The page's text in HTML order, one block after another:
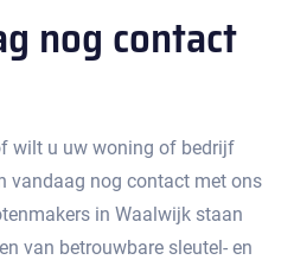
nog contact
wilt u uw woning of bedrijf
vandaag nog contact met ons
in Waalwijk staan
van betrouwbare sleutel- en